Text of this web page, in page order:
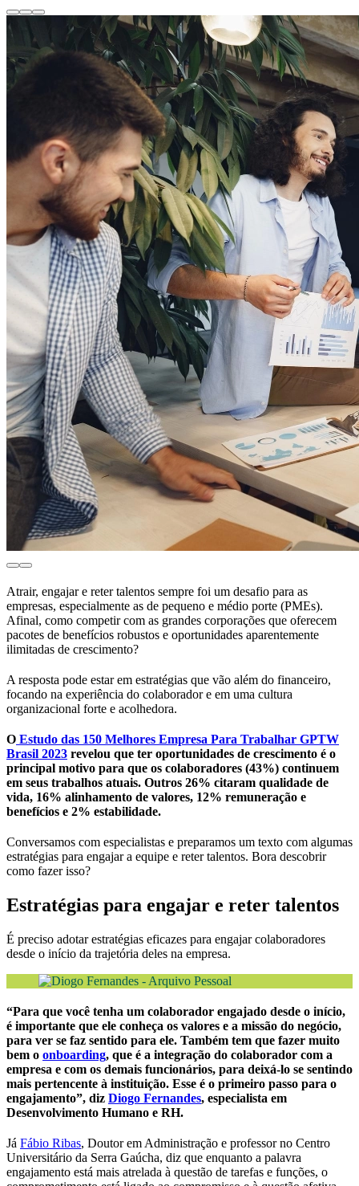
Atrair, engajar e reter talentos sempre foi um desafio para as
empresas, especialmente as de pequeno e médio porte (PMEs).
Afinal, como competir com as grandes corporações que oferecem
pacotes de benefícios robustos e oportunidades aparentemente
ilimitadas de crescimento?
A resposta pode estar em estratégias que vão além do financeiro,
focando na experiência do colaborador e em uma cultura
organizacional forte e acolhedora.
O Estudo das 150 Melhores Empresa Para Trabalhar GPTW
Brasil 2023 revelou que ter oportunidades de crescimento é o
principal motivo para que os colaboradores (43%) continuem
em seus trabalhos atuais. Outros 26% citaram qualidade de
vida, 16% alinhamento de valores, 12% remuneração e
benefícios e 2% estabilidade.
Conversamos com especialistas e preparamos um texto com algumas
estratégias para engajar a equipe e reter talentos. Bora descobrir
como fazer isso?
Estratégias para engajar e reter talentos
É preciso adotar estratégias eficazes para engajar colaboradores
desde o início da trajetória deles na empresa.
“Para que você tenha um colaborador engajado desde o início,
é importante que ele conheça os valores e a missão do negócio,
para ver se faz sentido para ele. Também tem que fazer muito
bem o onboarding, que é a integração do colaborador com a
empresa e com os demais funcionários, para deixá-lo se sentindo
mais pertencente à instituição. Esse é o primeiro passo para o
engajamento”, diz Diogo Fernandes, especialista em
Desenvolvimento Humano e RH.
Já Fábio Ribas, Doutor em Administração e professor no Centro
Universitário da Serra Gaúcha, diz que enquanto a palavra
engajamento está mais atrelada à questão de tarefas e funções, o